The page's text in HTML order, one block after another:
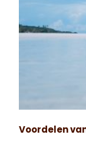
Voordelen